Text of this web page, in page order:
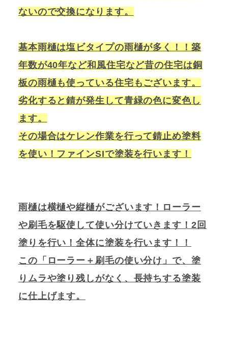
ないので交換になります。
基本雨樋は塩ビタイプの雨樋が多く！！築
年数が40年など和風住宅など昔の住宅は銅
板の雨樋も使っている住宅もございます。
劣化すると錆が発生して青緑の色に変色し
ます。
その場合はケレン作業を行って錆止め塗料
を使い！ファインSIで塗装を行います！
雨樋は横樋や縦樋がございます！ローラー
や刷毛を駆使して使い分けていきます！2回
塗りを行い！全体に塗装を行います！！
この「ローラー＋刷毛の使い分け」で、塗
りムラや塗り残しがなく、長持ちする塗装
に仕上げます。